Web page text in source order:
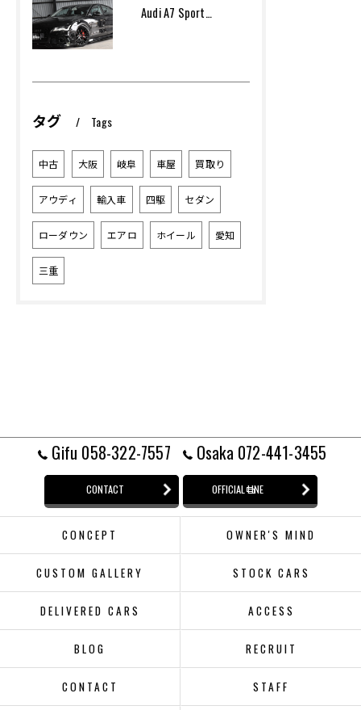
Audi A7 Sportsback Arcana Performance
タグ Tags
中古 大阪 岐阜 車屋 買取り
アウディ 輸入車 四駆 セダン
ローダウン エアロ ホイール 愛知
三重
Gifu 058-322-7557 Osaka 072-441-3455
CONTACT OFFICIAL LINE
CONCEPT OWNER'S MIND
CUSTOM GALLERY STOCK CARS
DELIVERED CARS ACCESS
BLOG RECRUIT
CONTACT STAFF